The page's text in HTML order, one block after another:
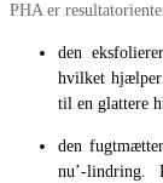
PHA er
den
hvilket hjælper
til en glattere
den
nu’-